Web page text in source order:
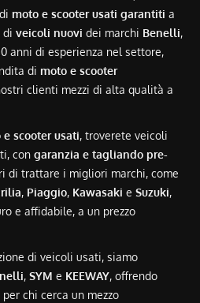
moto e scooter usati garantiti a
di veicoli nuovi dei marchi Benelli,
anni di esperienza nel settore,
di moto e scooter
clienti mezzi di alta qualità a
e scooter usati, troverete veicoli
con garanzia e tagliando pre-
di trattare i migliori marchi, come
, Piaggio, Kawasaki e Suzuki,
e affidabile, a un prezzo
di veicoli usati, siamo
, SYM e KEEWAY, offrendo
chi cerca un mezzo